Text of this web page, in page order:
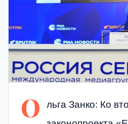
О
льга Занко: Ко